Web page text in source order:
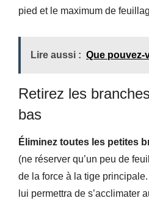
pied et le maximum de
Lire aussi : Que pouvez-
Retirez les
bas
Éliminez toutes les petites
(ne réserver qu’un peu de
de la force à la tige
lui permettra de s’acclimater